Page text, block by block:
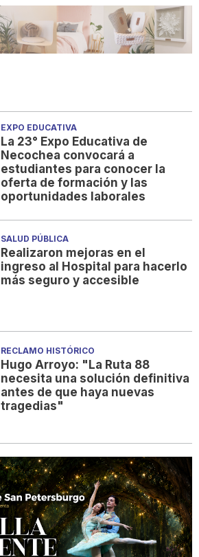
EXPO EDUCATIVA
La 23° Expo Educativa de
Necochea convocará a
estudiantes para conocer la
oferta de formación y las
oportunidades laborales
SALUD PÚBLICA
Realizaron mejoras en el
ingreso al Hospital para hacerlo
más seguro y accesible
RECLAMO HISTÓRICO
Hugo Arroyo: "La Ruta 88
necesita una solución definitiva
antes de que haya nuevas
tragedias"